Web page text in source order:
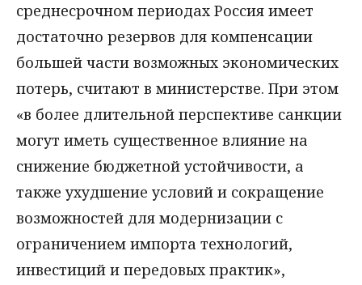
среднесрочном периодах Россия имеет
достаточно резервов для компенсации
большей части возможных экономических
потерь, считают в министерстве. При этом
«в более длительной перспективе санкции
могут иметь существенное влияние на
снижение бюджетной устойчивости, а
также ухудшение условий и сокращение
возможностей для модернизации с
ограничением импорта технологий,
инвестиций и передовых практик»,